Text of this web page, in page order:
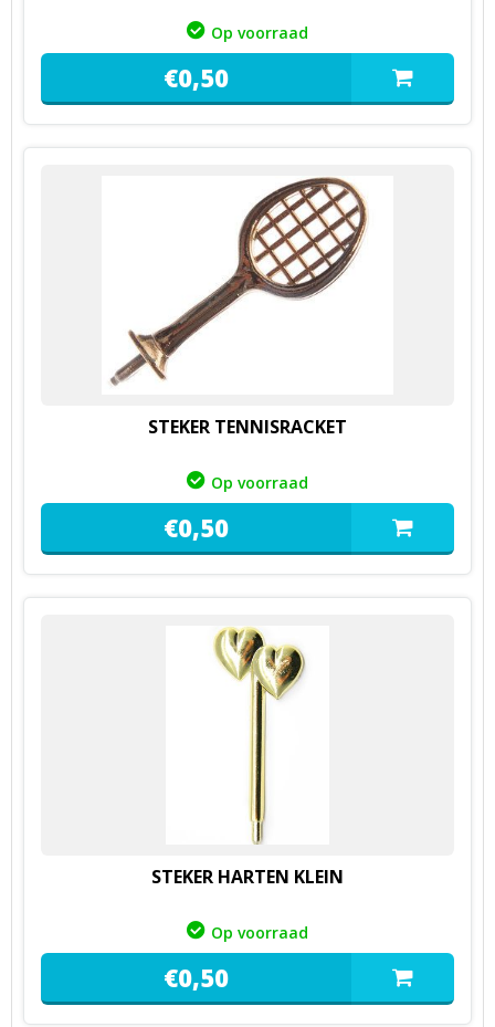
Op voorraad
€0,50
STEKER TENNISRACKET
Op voorraad
€0,50
STEKER HARTEN KLEIN
Op voorraad
€0,50